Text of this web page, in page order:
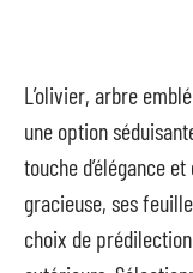
L’olivier, arbre
une option
touche d’élégance
gracieuse, ses
choix de